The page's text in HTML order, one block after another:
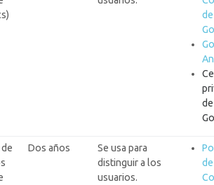
de
de
Dos años
Se usa para
distinguir a los
usuarios.
de